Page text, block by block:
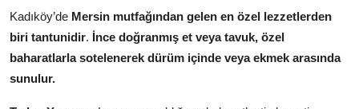
Kadıköy’de Mersin mutfağından gelen en özel lezzetlerden
biri tantunidir. İnce doğranmış et veya tavuk, özel
baharatlarla sotelenerek dürüm içinde veya ekmek arasında
sunulur.